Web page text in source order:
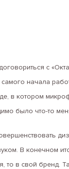
с
начала
в котором
было что-то
В конечном
то в свой бренд.